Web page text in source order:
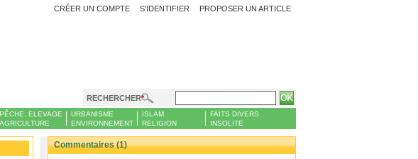
PROPOSER UN ARTICLE
CRÉER UN COMPTE S'IDENTIFIER
RECHERCHER
PÊCHE, ELEVAGE
AGRICULTURE
URBANISME
ENVIRONNEMENT
ISLAM
RELIGION
FAITS DIVERS
INSOLITE
Commentaires (1)